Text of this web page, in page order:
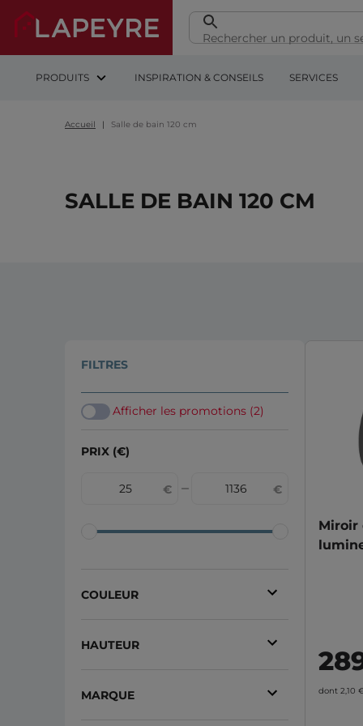
PRODUITS INSPIRATION & CONSEILS SERVICES
Accueil Salle de bain 120 cm
SALLE DE BAIN 120 CM
FILTRES
Afficher les promotions (2)
PRIX (€)
COULEUR
Bleu
HAUTEUR
110.4 cm
MARQUE
Miroir
dont 2,10 €